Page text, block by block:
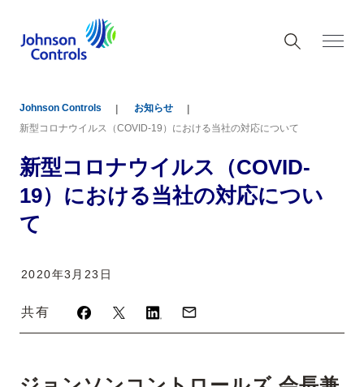
Johnson Controls
お知らせ
新型コロナウイルス（COVID-19）における当社の対応について
新型コロナウイルス（COVID-
19）における当社の対応につい
て
2020年3月23日
共有